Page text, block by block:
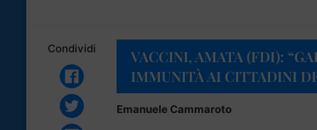
Condividi
VACCINI, AMATA (FDI):
IMMUNITÀ AI CITTADINI
Emanuele Cammaroto